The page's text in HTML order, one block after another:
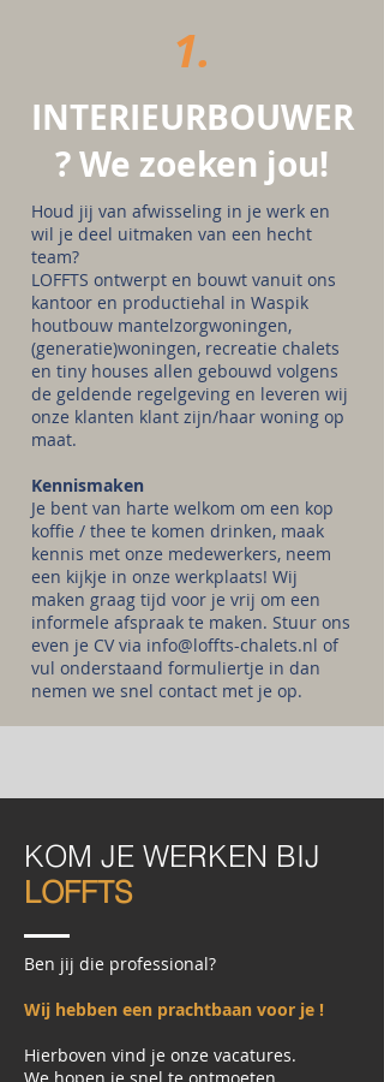
1.
INTERIEURBOUWER
? We zoeken jou!
Houd jij van afwisseling in je werk en
wil je deel uitmaken van een hecht
team?
LOFFTS ontwerpt en bouwt vanuit ons
kantoor en productiehal in Waspik
houtbouw mantelzorgwoningen,
(generatie)woningen, recreatie chalets
en tiny houses allen gebouwd volgens
de geldende regelgeving en leveren wij
onze klanten klant zijn/haar woning op
maat.
Kennismaken
Je bent van harte welkom om een kop
koffie / thee te komen drinken, maak
kennis met onze medewerkers, neem
een kijkje in onze werkplaats! Wij
maken graag tijd voor je vrij om een
informele afspraak te maken. Stuur ons
even je CV via info@loffts-chalets.nl of
vul onderstaand formuliertje in dan
nemen we snel contact met je op.
KOM JE WERKEN BIJ
LOFFTS
Ben jij die professional?
Wij hebben een prachtbaan voor je !
Hierboven vind je onze vacatures.